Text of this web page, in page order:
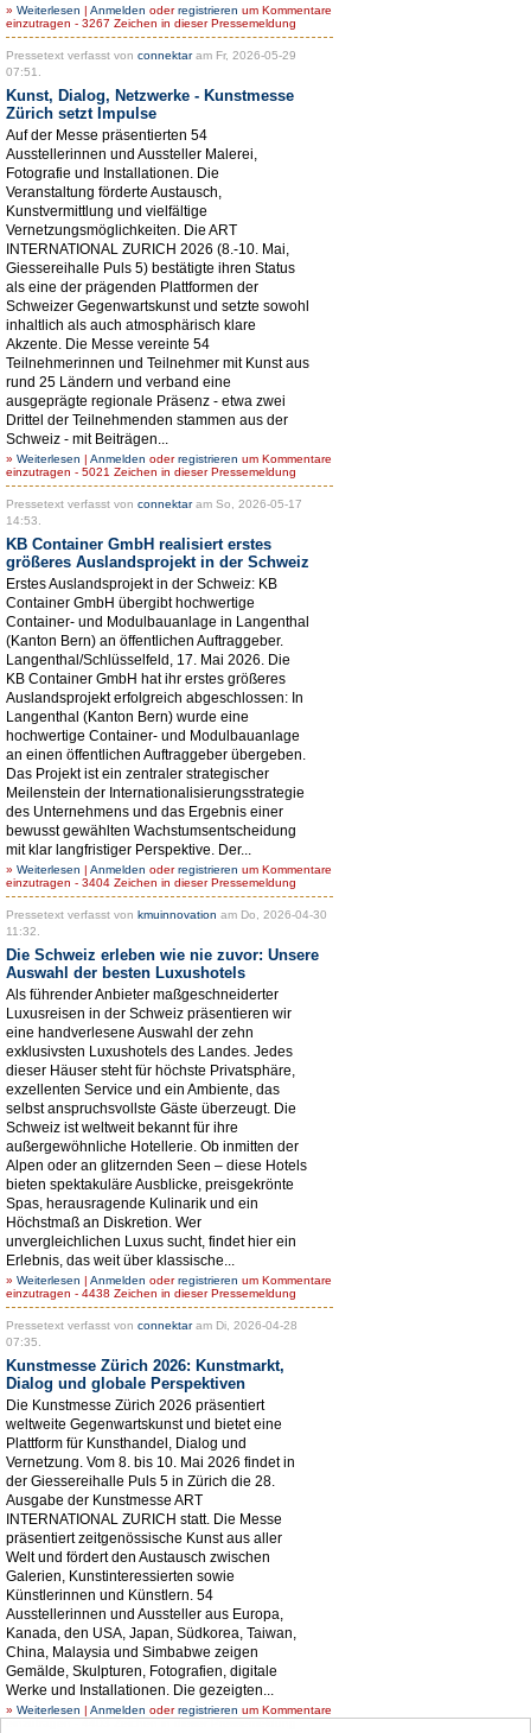
» Weiterlesen | Anmelden oderregistrieren um Kommentare
einzutragen - 3267 Zeichen in dieser Pressemeldung
Pressetext verfasst von connektaram Fr, 2026-05-29
07:51.
Kunst, Dialog, Netzwerke - Kunstmesse
Zürich setzt Impulse
Auf der Messe präsentierten 54
Ausstellerinnen und Aussteller Malerei,
Fotografie und Installationen. Die
Veranstaltung förderte Austausch,
Kunstvermittlung und vielfältige
Vernetzungsmöglichkeiten. Die ART
INTERNATIONAL ZURICH 2026 (8.-10. Mai,
Giessereihalle Puls 5) bestätigte ihren Status
als eine der prägenden Plattformen der
Schweizer Gegenwartskunst und setzte sowohl
inhaltlich als auch atmosphärisch klare
Akzente. Die Messe vereinte 54
Teilnehmerinnen und Teilnehmer mit Kunst aus
rund 25 Ländern und verband eine
ausgeprägte regionale Präsenz - etwa zwei
Drittel der Teilnehmenden stammen aus der
Schweiz - mit Beiträgen...
» Weiterlesen | Anmelden oderregistrieren um Kommentare
einzutragen - 5021 Zeichen in dieser Pressemeldung
Pressetext verfasst von connektaram So, 2026-05-17
14:53.
KB Container GmbH realisiert erstes
größeres Auslandsprojekt in der Schweiz
Erstes Auslandsprojekt in der Schweiz: KB
Container GmbH übergibt hochwertige
Container- und Modulbauanlage in Langenthal
(Kanton Bern) an öffentlichen Auftraggeber.
Langenthal/Schlüsselfeld, 17. Mai 2026. Die
KB Container GmbH hat ihr erstes größeres
Auslandsprojekt erfolgreich abgeschlossen: In
Langenthal (Kanton Bern) wurde eine
hochwertige Container- und Modulbauanlage
an einen öffentlichen Auftraggeber übergeben.
Das Projekt ist ein zentraler strategischer
Meilenstein der Internationalisierungsstrategie
des Unternehmens und das Ergebnis einer
bewusst gewählten Wachstumsentscheidung
mit klar langfristiger Perspektive. Der...
» Weiterlesen | Anmelden oderregistrieren um Kommentare
einzutragen - 3404 Zeichen in dieser Pressemeldung
Pressetext verfasst von kmuinnovation am Do, 2026-04-30
11:32.
Die Schweiz erleben wie nie zuvor: Unsere
Auswahl der besten Luxushotels
Als führender Anbieter maßgeschneiderter
Luxusreisen in der Schweiz präsentieren wir
eine handverlesene Auswahl der zehn
exklusivsten Luxushotels des Landes. Jedes
dieser Häuser steht für höchste Privatsphäre,
exzellenten Service und ein Ambiente, das
selbst anspruchsvollste Gäste überzeugt. Die
Schweiz ist weltweit bekannt für ihre
außergewöhnliche Hotellerie. Ob inmitten der
Alpen oder an glitzernden Seen – diese Hotels
bieten spektakuläre Ausblicke, preisgekrönte
Spas, herausragende Kulinarik und ein
Höchstmaß an Diskretion. Wer
unvergleichlichen Luxus sucht, findet hier ein
Erlebnis, das weit über klassische...
» Weiterlesen | Anmelden oderregistrieren um Kommentare
einzutragen - 4438 Zeichen in dieser Pressemeldung
Pressetext verfasst von connektaram Di, 2026-04-28
07:35.
Kunstmesse Zürich 2026: Kunstmarkt,
Dialog und globale Perspektiven
Die Kunstmesse Zürich 2026 präsentiert
weltweite Gegenwartskunst und bietet eine
Plattform für Kunsthandel, Dialog und
Vernetzung. Vom 8. bis 10. Mai 2026 findet in
der Giessereihalle Puls 5 in Zürich die 28.
Ausgabe der Kunstmesse ART
INTERNATIONAL ZURICH statt. Die Messe
präsentiert zeitgenössische Kunst aus aller
Welt und fördert den Austausch zwischen
Galerien, Kunstinteressierten sowie
Künstlerinnen und Künstlern. 54
Ausstellerinnen und Aussteller aus Europa,
Kanada, den USA, Japan, Südkorea, Taiwan,
China, Malaysia und Simbabwe zeigen
Gemälde, Skulpturen, Fotografien, digitale
Werke und Installationen. Die gezeigten...
» Weiterlesen | Anmelden oderregistrieren um Kommentare
einzutragen - 4403 Zeichen in dieser Pressemeldung